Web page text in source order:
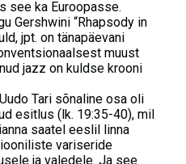
see ka Euroopasse.
Gershwini “Rhapsody in
jpt. on tänapäevani
muust
jazz on kuldse krooni
Tari sõnaline osa oli
esitlus (lk. 19:35-40), mil
saatel eeslil linna
variseride
ja valedele. Ja see